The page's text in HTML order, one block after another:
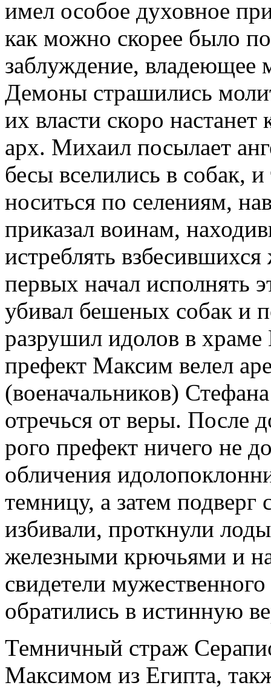
имел особое духовное
как можно скорее было
заблуждение, владеющее
Демоны страшились
их власти скоро
арх. Михаил посылает
бесы вселились в собак,
носиться по селениям,
приказал воинам,
истреблять
первых начал исполнять
убивал бешеных собак и
разрушил идолов в
префект Максим велел
(военачальников)
отречься от веры. После
рого префект ничего не
обличения
темницу, а затем
избивали, проткнули
железными крючьями и
свидетели
обратились в истинную
Темничный страж
Максимом из Египта,